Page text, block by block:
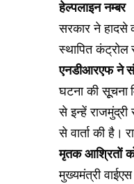
हेल्पलाइन नम्बर
सरकार ने हादसे
स्थापित
एनडीआरएफ ने
घटना की सूूचना
से इन्हें
से वार्ता की है।
मृतक आश्रितों
मुख्यमंत्री